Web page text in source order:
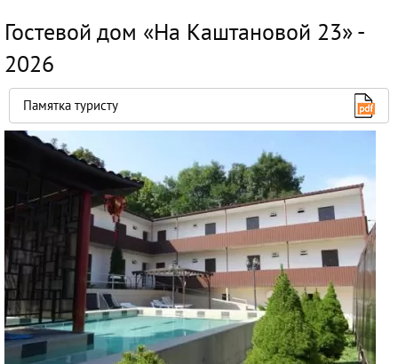
Абхазия
Крым
Проезд без проживания
Вылеты из Нижнего Новгорода
Горящие туры
Раннее бронирование
Железнодорожные туры
Круизы
Гостевой дом «На Каштановой 23» -
2026
Памятка туристу